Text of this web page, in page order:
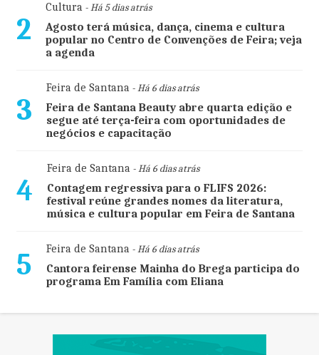
2
Cultura- Há 5 dias atrás
Agosto terá música, dança, cinema e cultura
popular no Centro de Convenções de Feira; veja
a agenda
3
Feira de Santana- Há 6 dias atrás
Feira de Santana Beauty abre quarta edição e
segue até terça-feira com oportunidades de
negócios e capacitação
4
Feira de Santana- Há 6 dias atrás
Contagem regressiva para o FLIFS 2026:
festival reúne grandes nomes da literatura,
música e cultura popular em Feira de Santana
5 Feira de Santana- Há 6 dias atrás
Cantora feirense Mainha do Brega participa do
programa Em Família com Eliana